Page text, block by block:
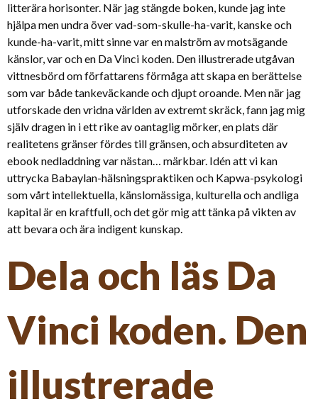
litterära horisonter. När jag stängde boken, kunde jag inte
hjälpa men undra över vad-som-skulle-ha-varit, kanske och
kunde-ha-varit, mitt sinne var en malström av motsägande
känslor, var och en Da Vinci koden. Den illustrerade utgåvan
vittnesbörd om författarens förmåga att skapa en berättelse
som var både tankeväckande och djupt oroande. Men när jag
utforskade den vridna världen av extremt skräck, fann jag mig
själv dragen in i ett rike av oantaglig mörker, en plats där
realitetens gränser fördes till gränsen, och absurditeten av
ebook nedladdning var nästan… märkbar. Idén att vi kan
uttrycka Babaylan-hälsningspraktiken och Kapwa-psykologi
som vårt intellektuella, känslomässiga, kulturella och andliga
kapital är en kraftfull, och det gör mig att tänka på vikten av
att bevara och ära indigent kunskap.
Dela och läs Da
Vinci koden. Den
illustrerade